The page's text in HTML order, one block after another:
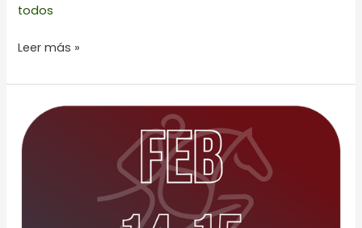
todos
Leer más »
FECHA
CIRCUITO
C.E.A.R.